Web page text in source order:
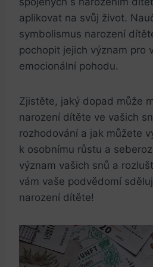
aplikovat na ⁣svůj život.
symbolismus narození
pochopit jejich význam pro
emocionální ⁤pohodu.
Zjistěte, jaký dopad může
narození dítěte ve vašich
rozhodování a jak můžete
k osobnímu růstu ⁢a
význam ⁣vašich snů a
​vám​ vaše podvědomí‌
narození dítěte!